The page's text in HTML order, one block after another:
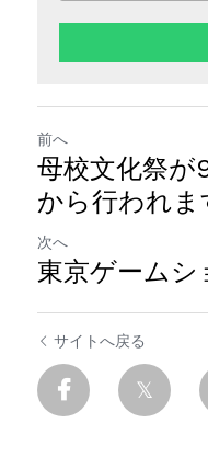
前へ
母校文化祭が
から行われま
次へ
東京ゲームシ
サイトへ戻る